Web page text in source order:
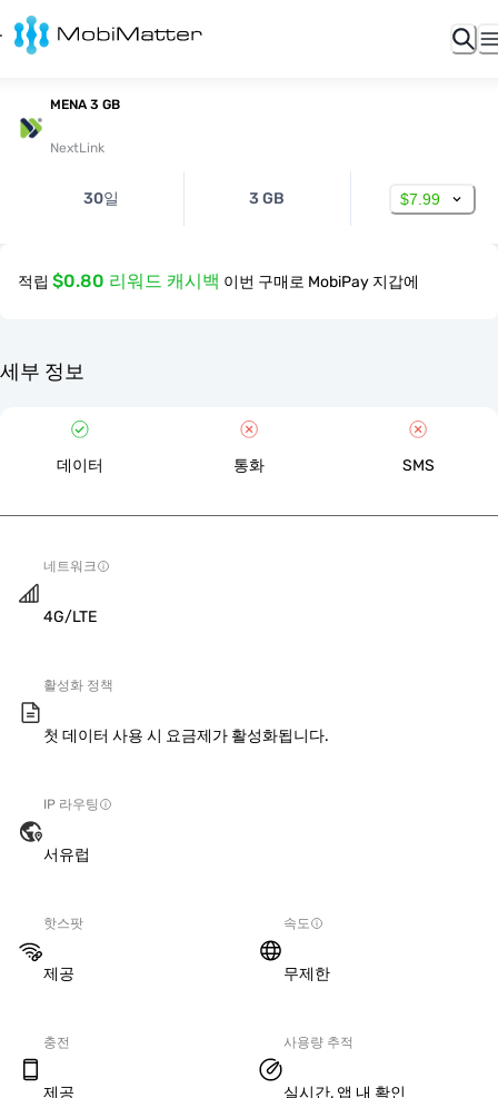
MENA 3 GB
NextLink
30일 3 GB $7.99
적립 $0.80 리워드 캐시백 이번 구매로 MobiPay 지갑에
세부 정보
데이터 통화 SMS
네트워크
4G/LTE
활성화 정책
첫 데이터 사용 시 요금제가 활성화됩니다.
IP 라우팅
서유럽
핫스팟
제공
속도
무제한
충전
제공
사용량 추적
실시간, 앱 내 확인